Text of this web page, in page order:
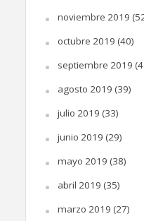
noviembre 2019
octubre 2019 (40)
septiembre 2019
agosto 2019 (39)
julio 2019 (33)
junio 2019 (29)
mayo 2019 (38)
abril 2019 (35)
marzo 2019 (27)